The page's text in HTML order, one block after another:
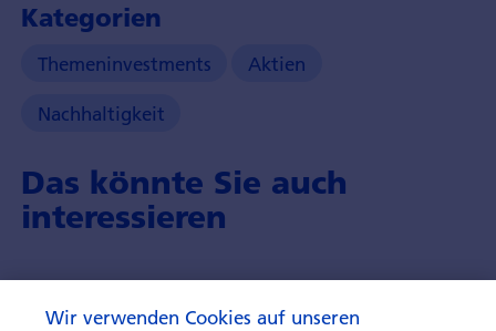
Kategorien
Themeninvestments Aktien
Nachhaltigkeit
Das könnte Sie auch
interessieren
Wir verwenden Cookies auf unseren